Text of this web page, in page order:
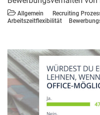
Allgemein Recruiting
Arbeitszeitflexibilität